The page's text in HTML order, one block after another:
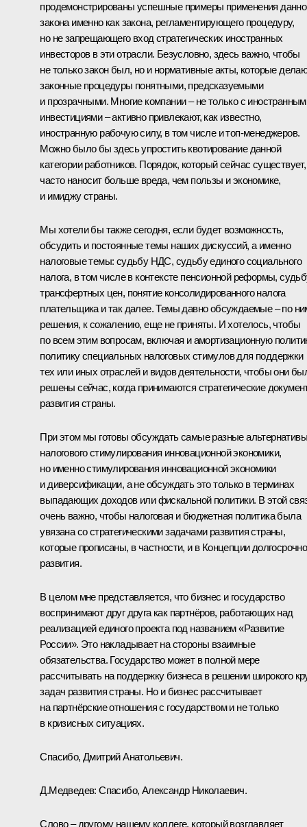
продемонстрированы успешные примеры применения
закона именно как закона, регламентирующего процедуру,
но не запрещающего вход стратегических иностранных
инвесторов в эти отрасли. Безусловно, здесь важно, чтобы
не только закон был, но и нормативные акты, которые
законные процедуры понятными, предсказуемыми
и прозрачными. Многие компании – не только с
инвестициями – активно привлекают, как известно,
иностранную рабочую силу, в том числе и топ-менеджеров.
Можно было бы здесь упростить квотирование данной
категории работников. Порядок, который сейчас существует,
часто наносит больше вреда, чем пользы и экономике,
и имиджу страны.
Мы хотели бы также сегодня, если будет возможность,
обсудить и постоянные темы наших дискуссий, а именно
налоговые темы: судьбу НДС, судьбу единого социального
налога, в том числе в контексте пенсионной реформы,
трансфертных цен, понятие консолидированного налога
плательщика и так далее. Темы давно обсуждаемые – по
решения, к сожалению, еще не приняты. И хотелось, чтобы
по всем этим вопросам, включая и амортизационную
политику специальных налоговых стимулов для поддержки
тех или иных отраслей и видов деятельности, чтобы они
решены сейчас, когда принимаются стратегические
развития страны.
При этом мы готовы обсуждать самые разные альтернативы
налогового стимулирования инновационной экономики,
но именно стимулирования инновационной экономики
и диверсификации, а не обсуждать это только в терминах
выпадающих доходов или фискальной политики. В этой
очень важно, чтобы налоговая и бюджетная политика была
увязана со стратегическими задачами развития страны,
которые прописаны, в частности, и в Концепции
развития.
В целом мне представляется, что бизнес и государство
воспринимают друг друга как партнёров, работающих над
реализацией единого проекта под названием «Развитие
России». Это накладывает на стороны взаимные
обязательства. Государство может в полной мере
рассчитывать на поддержку бизнеса в решении широкого
задач развития страны. Но и бизнес рассчитывает
на партнёрские отношения с государством и не только
в кризисных ситуациях.
Спасибо, Дмитрий Анатольевич.
Д.Медведев: Спасибо, Александр Николаевич.
Слово – другому нашему коллеге, который возглавляет